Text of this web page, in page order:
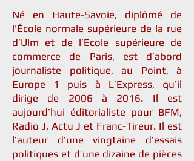
Né en Haute-Savoie, diplômé de
l'École normale supérieure de la rue
d’Ulm et de l’Ecole supérieure de
commerce de Paris, est d’abord
journaliste politique, au Point, à
Europe 1 puis à L’Express, qu’il
dirige de 2006 à 2016. Il est
aujourd’hui éditorialiste pour BFM,
Radio J, Actu J et Franc-Tireur. Il est
l’auteur d’une vingtaine d’essais
politiques et d’une dizaine de pièces